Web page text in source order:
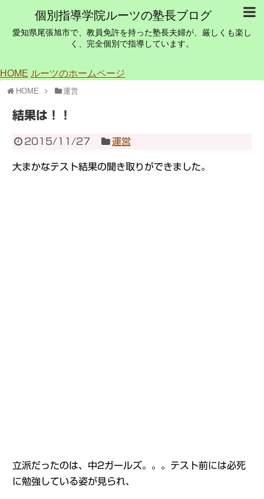
個別指導学院ルーツの塾長ブログ
愛知県尾張旭市で、教員免許を持った塾長夫婦が、厳しくも楽し
く、完全個別で指導しています。
HOME ルーツのホームページ
HOME 運営
結果は！！
2015/11/27 運営
大まかなテスト結果の聞き取りができました。
立派だったのは、中2ガールズ。。。テスト前には必死
に勉強している姿が見られ、